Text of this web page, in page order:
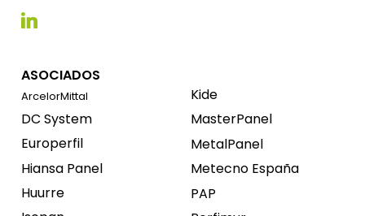
ASOCIADOS
ArcelorMittal
DC System
Europerfil
Hiansa Panel
Huurre
Kide
MasterPanel
MetalPanel
Metecno España
PAP